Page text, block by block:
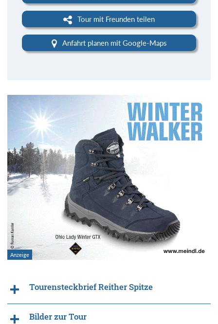
Tour mit Freunden teilen
Anfahrt planen mit Google-Maps
Tourensteckbrief Reither Spitze
Bilder zur Tour